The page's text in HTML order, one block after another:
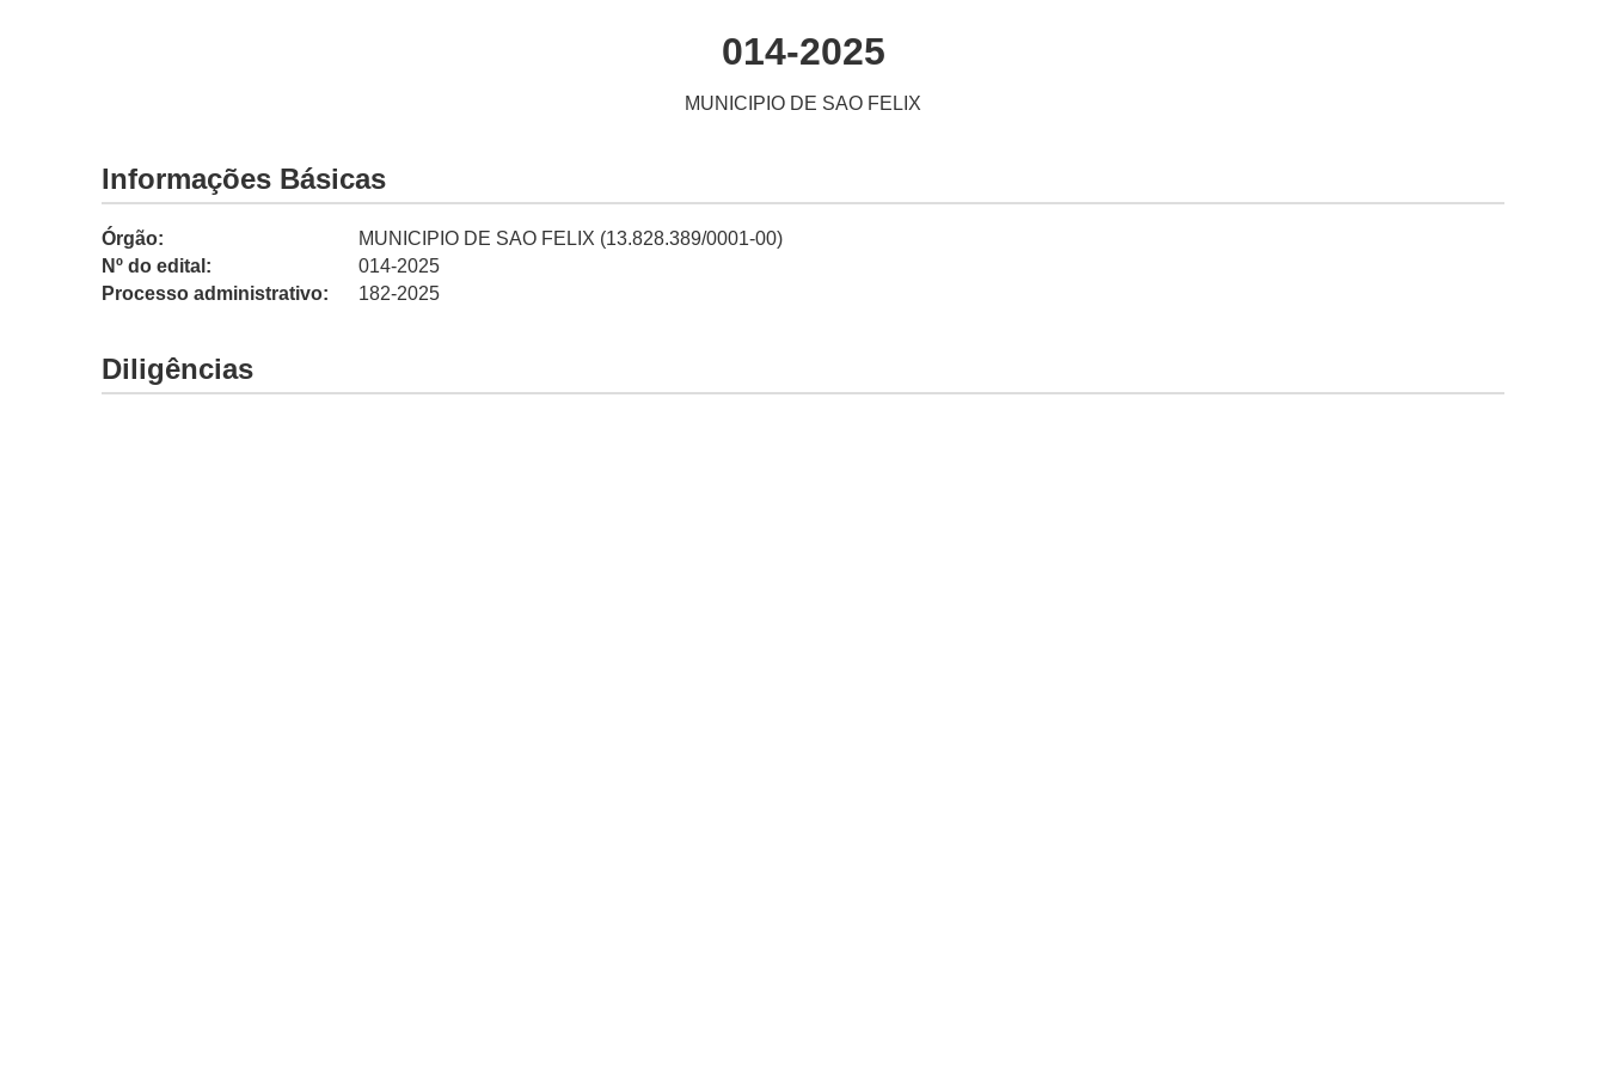
014-2025
MUNICIPIO DE SAO FELIX
Informações Básicas
Órgão:
MUNICIPIO DE SAO FELIX (13.828.389/0001-00)
Nº do edital:
014-2025
Processo administrativo:
182-2025
Diligências